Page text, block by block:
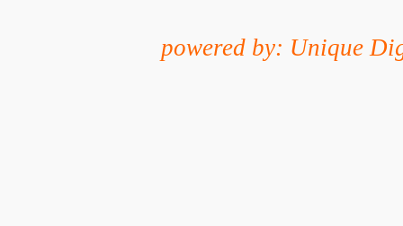
powered by: Unique